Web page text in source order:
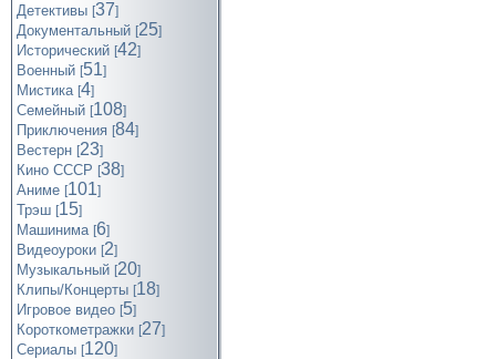
Детективы [37]
Документальный [25]
Исторический [42]
Военный [51]
Мистика [4]
Семейный [108]
Приключения [84]
Вестерн [23]
Кино СССР [38]
Аниме [101]
Трэш [15]
Машинима [6]
Видеоуроки [2]
Музыкальный [20]
Клипы/Концерты [18]
Игровое видео [5]
Короткометражки [27]
Cериалы [120]